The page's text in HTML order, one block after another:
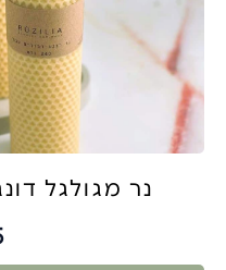
נר מגולגל דונג